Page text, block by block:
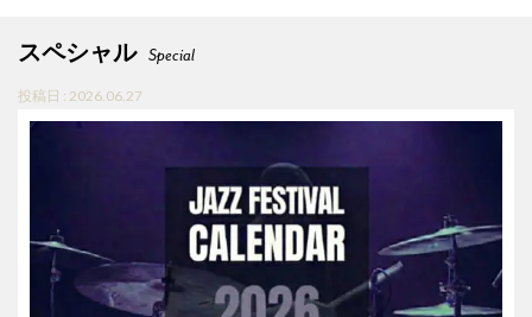
スペシャル Special
投稿日 : 2026.06.27